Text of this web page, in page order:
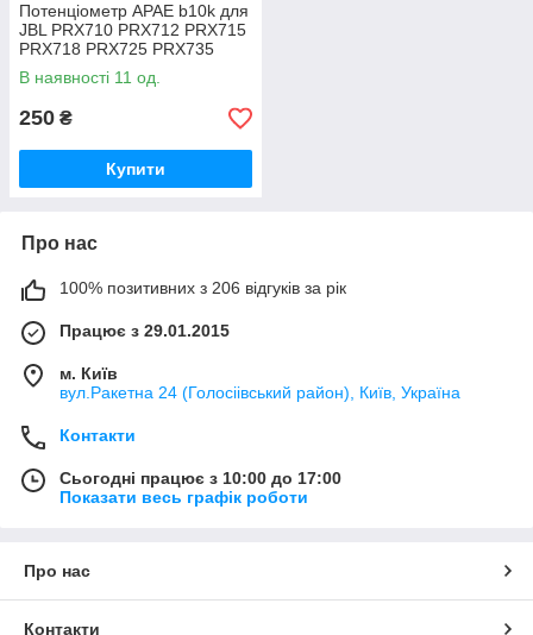
Потенціометр APAE b10k для
JBL PRX710 PRX712 PRX715
PRX718 PRX725 PRX735
PRX815 PRX835 PRX825
В наявності 11 од.
250 ₴
Купити
Про нас
100% позитивних з 206 відгуків за рік
Працює з 29.01.2015
м. Київ
вул.Ракетна 24 (Голосіівський район), Київ, Україна
Контакти
Сьогодні працює з 10:00 до 17:00
Показати весь графік роботи
Про нас
Контакти